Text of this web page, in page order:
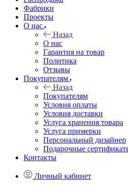
В наличии
Распродажа
Фабрики
Проекты
О нас
Назад
О нас
Гарантия на товар
Политика
Отзывы
Покупателям
Назад
Покупателям
Условия оплаты
Условия доставки
Услуга хранения товара
Услуга примерки
Персональный дизайнер
Подарочные сертификаты
Контакты